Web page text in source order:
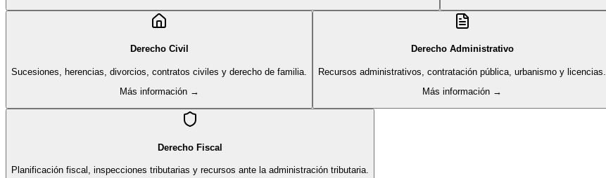
Derecho Civil
Sucesiones, herencias, divorcios, contratos civiles y derecho de familia.
Más información →
Derecho Administrativo
Recursos administrativos, contratación pública, urbanismo y licencias.
Más información →
Derecho Fiscal
Planificación fiscal, inspecciones tributarias y recursos ante la administración tributaria.